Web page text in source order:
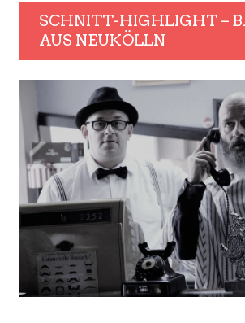
SCHNITT-HIGHLIGHT –
AUS NEUKÖLLN